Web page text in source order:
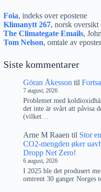
Foia, indeks over epostene
Klimanytt 267, norsk oversikt
The Climategate Emails,
Tom Nelson, omtale av
Siste kommentarer
Göran Åkesson til
7 august, 2026
Problemet med
det inte är svårt att påvisa
(vilket…
Arne M Raaen til Stor
CO2-mengden øker
Dropp Net Zero!
6 august, 2026
I 2025 ble det produsert
omtrent 30 ganger Norges